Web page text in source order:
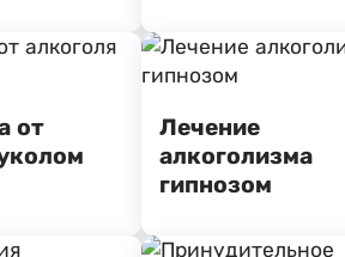
от
Лечение
алкоголизма
гипнозом